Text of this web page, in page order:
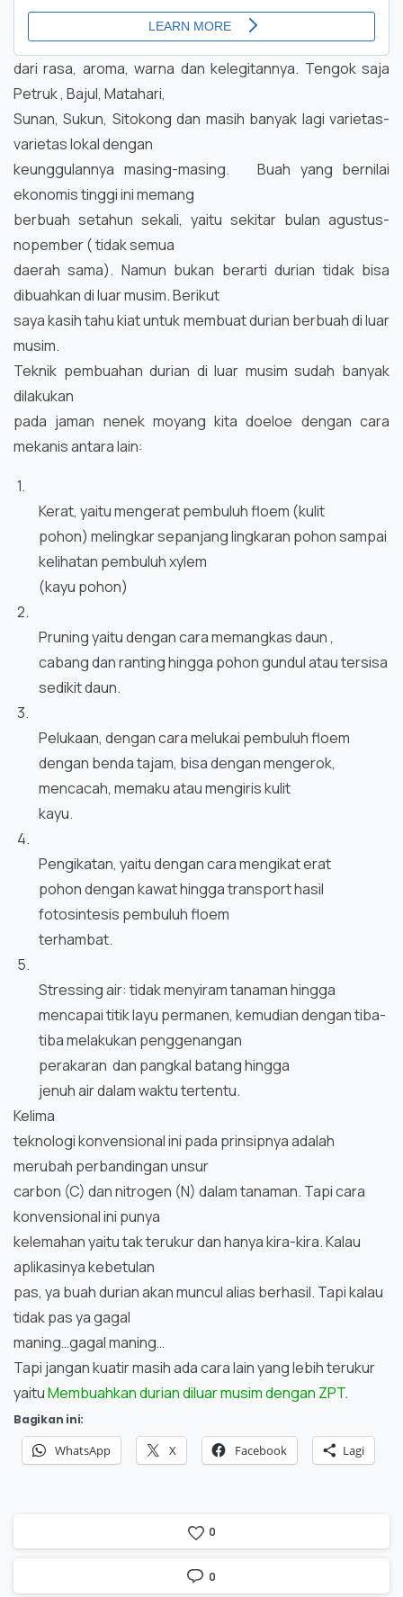
dari rasa, aroma, warna dan kelegitannya. Tengok saja
Petruk , Bajul, Matahari,
Sunan, Sukun, Sitokong dan masih banyak lagi varietas-
varietas lokal dengan
keunggulannya masing-masing.
Buah yang bernilai
ekonomis tinggi ini memang
berbuah setahun sekali, yaitu sekitar bulan agustus-
nopember ( tidak semua
daerah sama). Namun bukan berarti durian tidak bisa
dibuahkan di luar musim. Berikut
saya kasih tahu kiat untuk membuat durian berbuah di luar
musim.
Teknik pembuahan durian di luar musim sudah banyak
dilakukan
pada jaman nenek moyang kita doeloe dengan cara
mekanis antara lain:
1.
Kerat, yaitu mengerat pembuluh floem (kulit
pohon) melingkar sepanjang lingkaran pohon sampai
kelihatan pembuluh xylem
(kayu pohon)
2.
Pruning yaitu dengan cara memangkas daun ,
cabang dan ranting hingga pohon gundul atau tersisa
sedikit daun.
3.
Pelukaan, dengan cara melukai pembuluh floem
dengan benda tajam, bisa dengan mengerok,
mencacah, memaku atau mengiris kulit
kayu.
4.
Pengikatan, yaitu dengan cara mengikat erat
pohon dengan kawat hingga transport hasil
fotosintesis pembuluh floem
terhambat.
5.
Stressing air: tidak menyiram tanaman hingga
mencapai titik layu permanen, kemudian dengan tiba-
tiba melakukan penggenangan
perakaran dan pangkal batang hingga
jenuh air dalam waktu tertentu.
Kelima
teknologi konvensional ini pada prinsipnya adalah
merubah perbandingan unsur
carbon (C) dan nitrogen (N) dalam tanaman. Tapi cara
konvensional ini punya
kelemahan yaitu tak terukur dan hanya kira-kira. Kalau
aplikasinya kebetulan
pas, ya buah durian akan muncul alias berhasil. Tapi kalau
tidak pas ya gagal
maning…gagal maning…
Tapi jangan kuatir masih ada cara lain yang lebih terukur
yaituMembuahkan durian diluar musim dengan ZPT.
Bagikan ini:
WhatsApp X Facebook Lagi
0
0